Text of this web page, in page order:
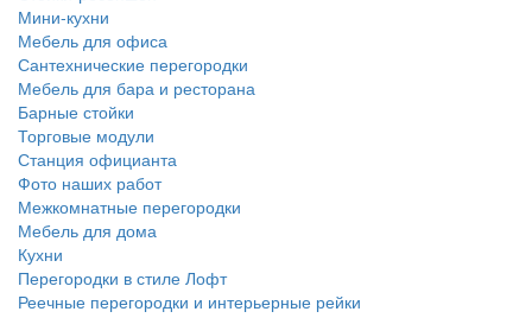
Мини-кухни
Мебель для офиса
Сантехнические перегородки
Мебель для бара и ресторана
Барные стойки
Торговые модули
Станция официанта
Фото наших работ
Межкомнатные перегородки
Мебель для дома
Кухни
Перегородки в стиле Лофт
Реечные перегородки и интерьерные рейки